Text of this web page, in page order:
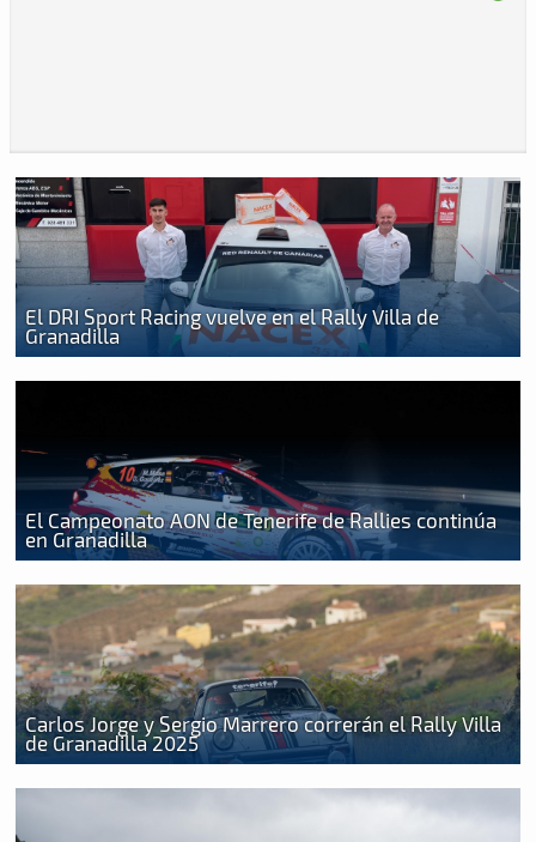
El DRI Sport Racing vuelve en el Rally Villa de
Granadilla
El Campeonato AON de Tenerife de Rallies continúa
en Granadilla
Carlos Jorge y Sergio Marrero correrán el Rally Villa
de Granadilla 2025